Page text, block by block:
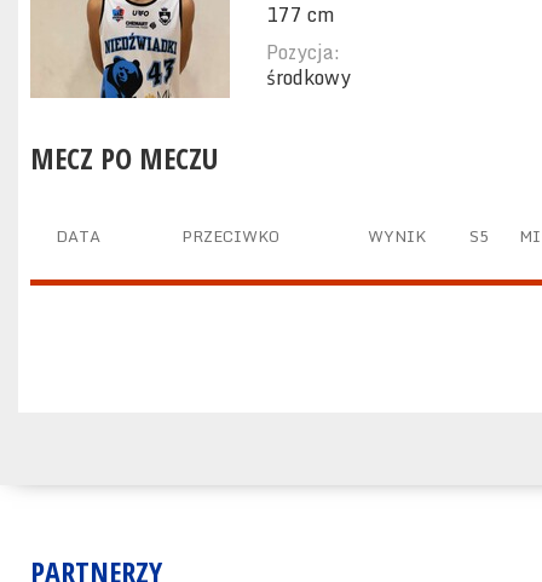
177 cm
Pozycja:
środkowy
MECZ PO MECZU
DATA PRZECIWKO WYNIK S5
PARTNERZY